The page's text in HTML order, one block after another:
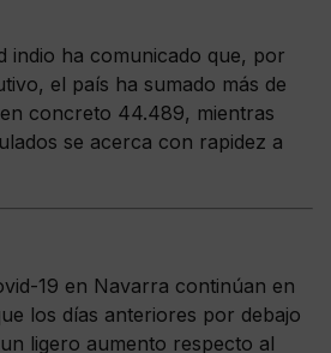
indio ha comunicado que, por
el país ha sumado más de
concreto 44.489, mientras
se acerca con rapidez a
19 en Navarra continúan en
los días anteriores por debajo
ligero aumento respecto al